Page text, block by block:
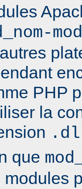
PHP
la
que
modules